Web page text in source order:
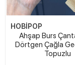
HOBİPOP
Ahşap Burs
Dörtgen Çağla
Topuzlu